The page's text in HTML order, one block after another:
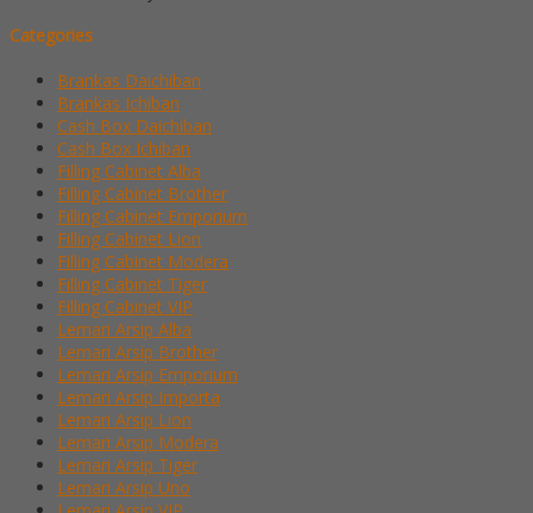
Categories
Brankas Daichiban
Brankas Ichiban
Cash Box Daichiban
Cash Box Ichiban
Filling Cabinet Alba
Filling Cabinet Brother
Filling Cabinet Emporium
Filling Cabinet Lion
Filling Cabinet Modera
Filling Cabinet Tiger
Filling Cabinet VIP
Lemari Arsip Alba
Lemari Arsip Brother
Lemari Arsip Emporium
Lemari Arsip Importa
Lemari Arsip Lion
Lemari Arsip Modera
Lemari Arsip Tiger
Lemari Arsip Uno